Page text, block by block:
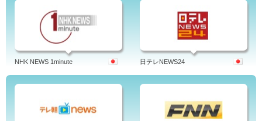
NHK NEWS 1minute 日テレNEWS24